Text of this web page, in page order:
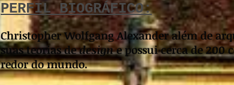
PERFIL BIOGRÁFICO:
Christopher Wolfgang Alexander além de
suas teorias dedesigne possui cerca de 200
redor do mundo.